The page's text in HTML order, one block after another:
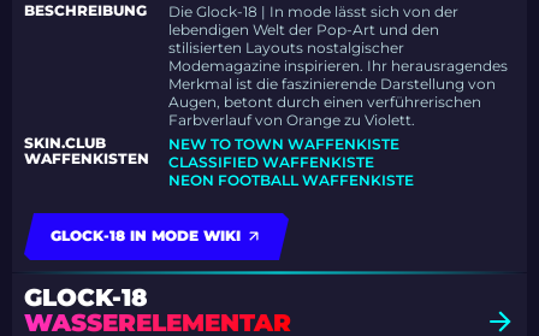
BESCHREIBUNG
Die Glock-18 | In mode lässt sich von der
lebendigen Welt der Pop-Art und den
stilisierten Layouts nostalgischer
Modemagazine inspirieren. Ihr herausragendes
Merkmal ist die faszinierende Darstellung von
Augen, betont durch einen verführerischen
Farbverlauf von Orange zu Violett.
SKIN.CLUB
WAFFENKISTEN
NEW TO TOWN WAFFENKISTE
CLASSIFIED WAFFENKISTE
NEON FOOTBALL WAFFENKISTE
GLOCK-18 IN MODE WIKI
GLOCK-18
WASSERELEMENTAR